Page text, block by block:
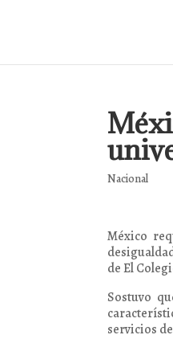
Nacional
México
de El
Sostuvo
servicios